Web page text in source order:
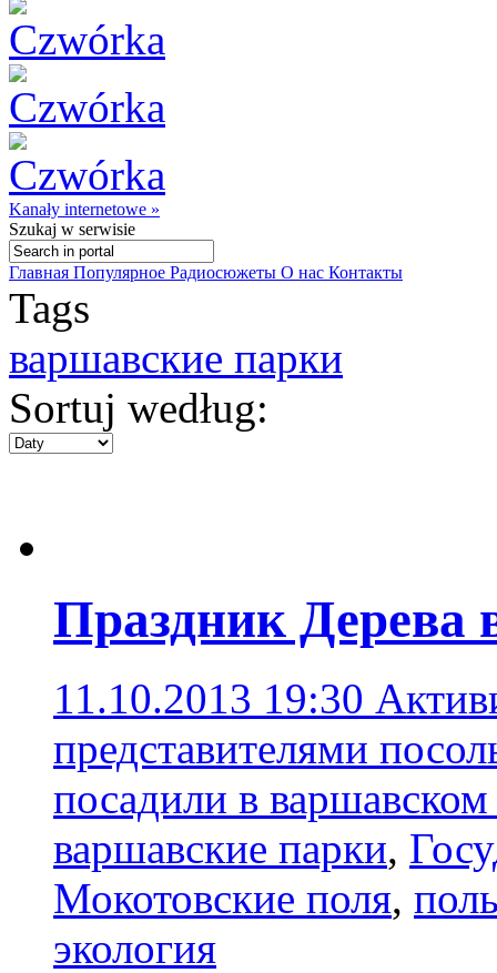
Kanały internetowe »
Szukaj w serwisie
Главная Популярное Радиосюжеты О нас Контакты
Tags
варшавские парки
Sortuj według:
Праздник Дерева
11.10.2013 19:30
представителями
посадили в
варшавские парки,
Мокотовские поля,
экология